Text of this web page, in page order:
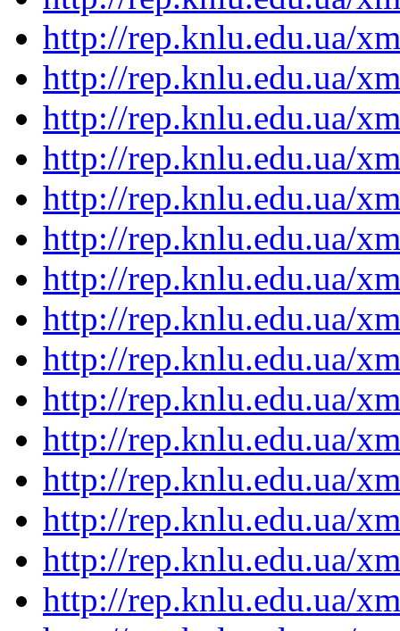
http://rep.knlu.edu.ua/
http://rep.knlu.edu.ua/
http://rep.knlu.edu.ua/
http://rep.knlu.edu.ua/
http://rep.knlu.edu.ua/
http://rep.knlu.edu.ua/
http://rep.knlu.edu.ua/
http://rep.knlu.edu.ua/
http://rep.knlu.edu.ua/
http://rep.knlu.edu.ua/
http://rep.knlu.edu.ua/
http://rep.knlu.edu.ua/
http://rep.knlu.edu.ua/
http://rep.knlu.edu.ua/
http://rep.knlu.edu.ua/